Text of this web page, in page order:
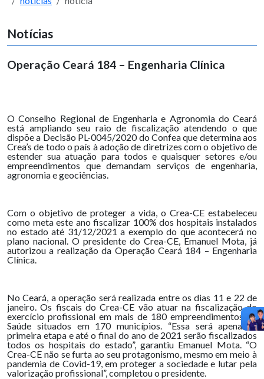
Notícias
Operação Ceará 184 – Engenharia Clínica
O Conselho Regional de Engenharia e Agronomia do Ceará
está ampliando seu raio de fiscalização atendendo o que
dispõe a Decisão PL-0045/2020 do Confea que determina aos
Crea’s de todo o país à adoção de diretrizes com o objetivo de
estender sua atuação para todos e quaisquer setores e/ou
empreendimentos que demandam serviços de engenharia,
agronomia e geociências.
Com o objetivo de proteger a vida, o Crea-CE estabeleceu
como meta este ano fiscalizar 100% dos hospitais instalados
no estado até 31/12/2021 a exemplo do que acontecerá no
plano nacional. O presidente do Crea-CE, Emanuel Mota, já
autorizou a realização da Operação Ceará 184 – Engenharia
Clínica.
No Ceará, a operação será realizada entre os dias 11 e 22 de
janeiro. Os fiscais do Crea-CE vão atuar na fiscalização do
exercício profissional em mais de 180 empreendimentos de
Saúde situados em 170 municípios. “Essa será apenas a
primeira etapa e até o final do ano de 2021 serão fiscalizados
todos os hospitais do estado”, garantiu Emanuel Mota. “O
Crea-CE não se furta ao seu protagonismo, mesmo em meio à
pandemia de Covid-19, em proteger a sociedade e lutar pela
valorização profissional”, completou o presidente.